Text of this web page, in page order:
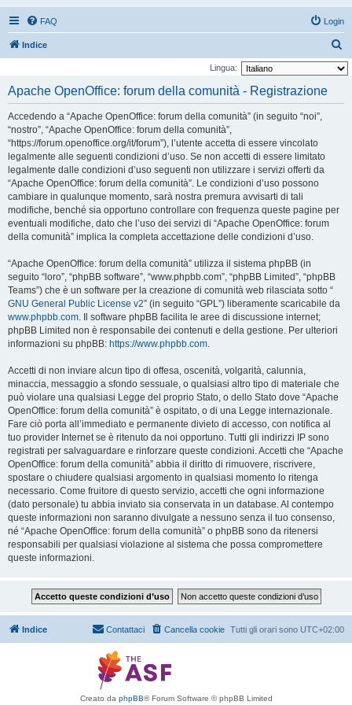
FAQ Login
Indice
e
Lingua:
Apache OpenOffice: forum della comunità - Registrazione
Accedendo a “Apache OpenOffice: forum della comunità” (in seguito “noi”,
“nostro”, “Apache OpenOffice: forum della comunità”,
“https://forum.openoffice.org/it/forum”), l’utente accetta di essere vincolato
legalmente alle seguenti condizioni d’uso. Se non accetti di essere limitato
legalmente dalle condizioni d’uso seguenti non utilizzare i servizi offerti da
“Apache OpenOffice: forum della comunità”. Le condizioni d’uso possono
cambiare in qualunque momento, sarà nostra premura avvisarti di tali
modifiche, benché sia opportuno controllare con frequenza queste pagine per
eventuali modifiche, dato che l’uso dei servizi di “Apache OpenOffice: forum
della comunità” implica la completa accettazione delle condizioni d’uso.
“Apache OpenOffice: forum della comunità” utilizza il sistema phpBB (in
seguito “loro”, “phpBB software”, “www.phpbb.com”, “phpBB Limited”, “phpBB
Teams”) che è un software per la creazione di comunità web rilasciata sotto “
GNU General Public License v2” (in seguito “GPL”) liberamente scaricabile da
www.phpbb.com. Il software phpBB facilita le aree di discussione internet;
phpBB Limited non è responsabile dei contenuti e della gestione. Per ulteriori
informazioni su phpBB: https://www.phpbb.com.
Accetti di non inviare alcun tipo di offesa, oscenità, volgarità, calunnia,
minaccia, messaggio a sfondo sessuale, o qualsiasi altro tipo di materiale che
può violare una qualsiasi Legge del proprio Stato, o dello Stato dove “Apache
OpenOffice: forum della comunità” è ospitato, o di una Legge internazionale.
Fare ciò porta all’immediato e permanente divieto di accesso, con notifica al
tuo provider Internet se è ritenuto da noi opportuno. Tutti gli indirizzi IP sono
registrati per salvaguardare e rinforzare queste condizioni. Accetti che “Apache
OpenOffice: forum della comunità” abbia il diritto di rimuovere, riscrivere,
spostare o chiudere qualsiasi argomento in qualsiasi momento lo ritenga
necessario. Come fruitore di questo servizio, accetti che ogni informazione
(dato personale) tu abbia inviato sia conservata in un database. Al contempo
queste informazioni non saranno divulgate a nessuno senza il tuo consenso,
né “Apache OpenOffice: forum della comunità” o phpBB sono da ritenersi
responsabili per qualsiasi violazione al sistema che possa compromettere
queste informazioni.
Indice Tutti gli orari sono UTC+02:00
Cancella cookie
Contattaci
Creato da phpBB® Forum Software © phpBB Limited